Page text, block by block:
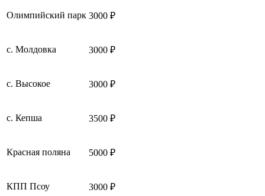
Олимпийский парк 3000 ₽
с. Молдовка 3000 ₽
с. Высокое 3000 ₽
с. Кепша 3500 ₽
Красная поляна 5000 ₽
КПП Псоу 3000 ₽